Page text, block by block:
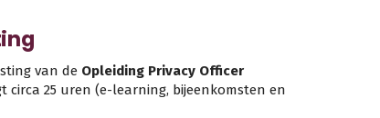
van de Opleiding Privacy Officer
circa 25 uren (e-learning, bijeenkomsten en